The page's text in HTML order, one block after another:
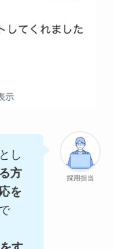
採用担当
し
方
を